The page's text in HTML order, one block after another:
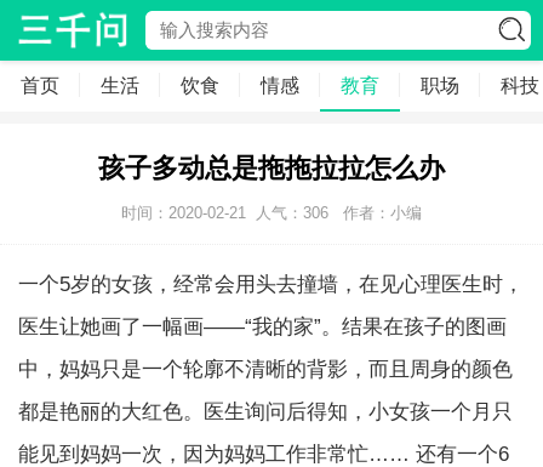
首页 生活 饮食 情感 教育 职场 科技
孩子多动总是拖拖拉拉怎么办
时间：2020-02-21 人气： 306 作者：小编
一个5岁的女孩，经常会用头去撞墙，在见心理医生时，
医生让她画了一幅画——“我的家”。结果在孩子的图画
中，妈妈只是一个轮廓不清晰的背影，而且周身的颜色
都是艳丽的大红色。医生询问后得知，小女孩一个月只
能见到妈妈一次，因为妈妈工作非常忙…… 还有一个6